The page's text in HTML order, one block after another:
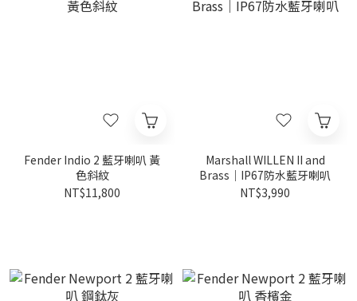
Fender Indio 2 藍牙喇叭 黃
色斜紋
NT$11,800
Marshall WILLEN II and
Brass｜IP67防水藍牙喇叭
NT$3,990